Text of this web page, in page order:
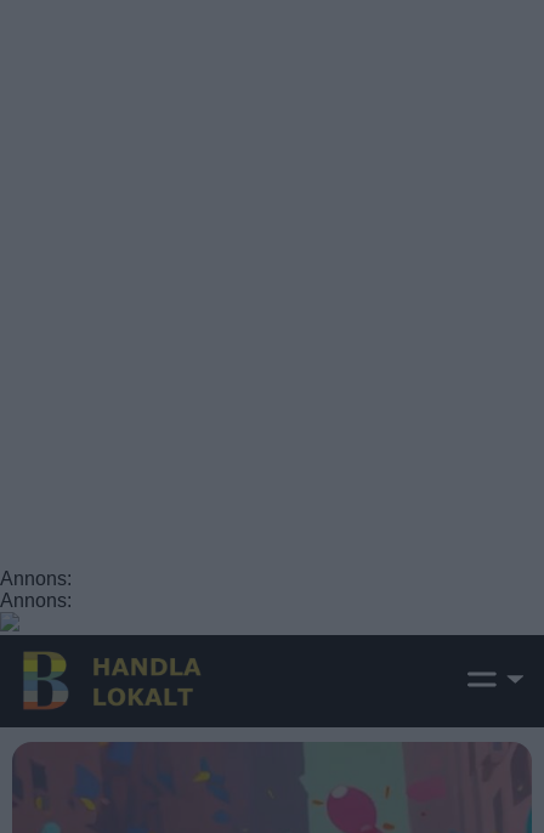
Annons:
Annons: